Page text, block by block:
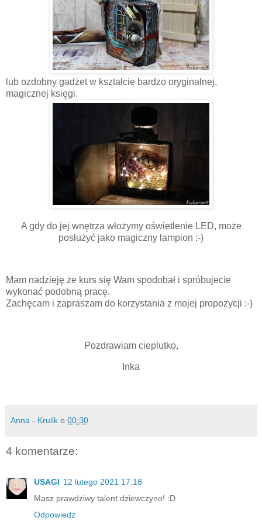
lub ozdobny gadżet w kształcie bardzo oryginalnej,
magicznej księgi.
A gdy do jej wnętrza włożymy oświetlenie LED, może
posłużyć jako magiczny lampion ;-)
Mam nadzieję że kurs się Wam spodobał i spróbujecie
wykonać podobną pracę.
Zachęcam i zapraszam do korzystania z mojej propozycji :-)
Pozdrawiam cieplutko,
Inka
Anna - Krulik o 00:30
4 komentarze:
USAGI 12 lutego 2021 17:18
Masz prawdziwy talent dziewczyno! :D
Odpowiedz